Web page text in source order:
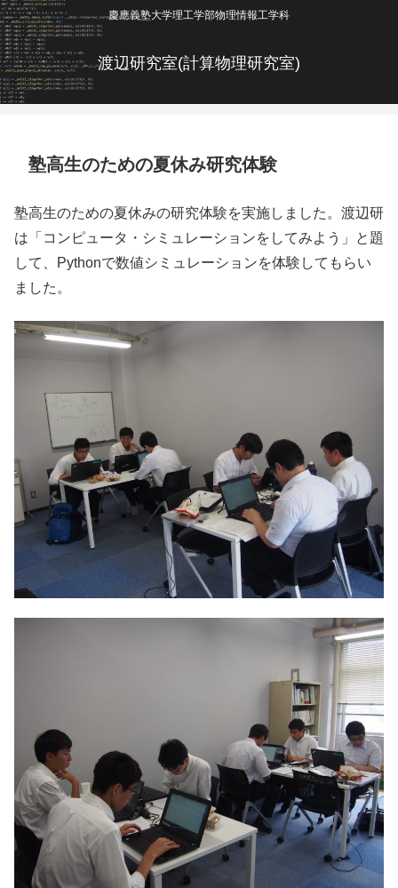
慶應義塾大学理工学部物理情報工学科
渡辺研究室(計算物理研究室)
塾高生のための夏休み研究体験
塾高生のための夏休みの研究体験を実施しました。渡辺研
は「コンピュータ・シミュレーションをしてみよう」と題
して、Pythonで数値シミュレーションを体験してもらい
ました。